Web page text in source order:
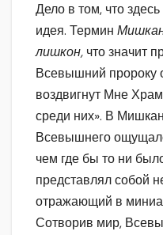
Дело в том, что
идея. Термин
лишкон, что значит
Всевышний пророку
воздвигнут Мне
среди них». В
Всевышнего
чем где бы то ни
представлял собой
отражающий в
Сотворив мир,